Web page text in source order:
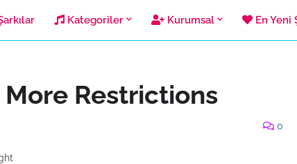
Kategoriler Kurumsal En Yeni
Restrictions
0